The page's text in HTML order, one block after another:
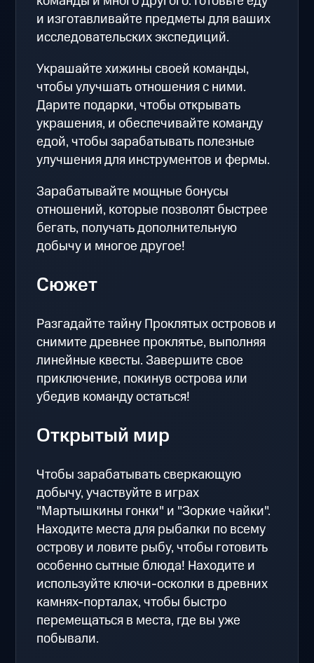
и изготавливайте предметы для ваших
исследовательских экспедиций.
Украшайте хижины своей команды,
чтобы улучшать отношения с ними.
Дарите подарки, чтобы открывать
украшения, и обеспечивайте команду
едой, чтобы зарабатывать полезные
улучшения для инструментов и фермы.
Зарабатывайте мощные бонусы
отношений, которые позволят быстрее
бегать, получать дополнительную
добычу и многое другое!
Сюжет
Разгадайте тайну Проклятых островов и
снимите древнее проклятье, выполняя
линейные квесты. Завершите свое
приключение, покинув острова или
убедив команду остаться!
Открытый мир
Чтобы зарабатывать сверкающую
добычу, участвуйте в играх
"Мартышкины гонки" и "Зоркие чайки".
Находите места для рыбалки по всему
острову и ловите рыбу, чтобы готовить
особенно сытные блюда! Находите и
используйте ключи-осколки в древних
камнях-порталах, чтобы быстро
перемещаться в места, где вы уже
побывали.